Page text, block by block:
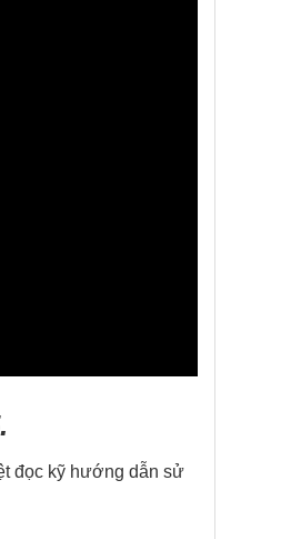
đọc kỹ hướng dẫn sử